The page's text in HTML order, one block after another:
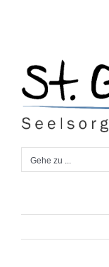
Gehe zu ...